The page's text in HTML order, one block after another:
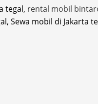
tegal, rental mobil
Sewa mobil di Jakarta